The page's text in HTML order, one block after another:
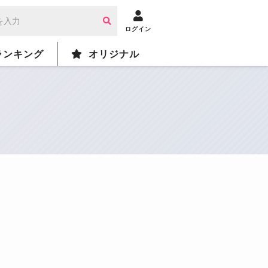
ログイン
ンキング オリジナル